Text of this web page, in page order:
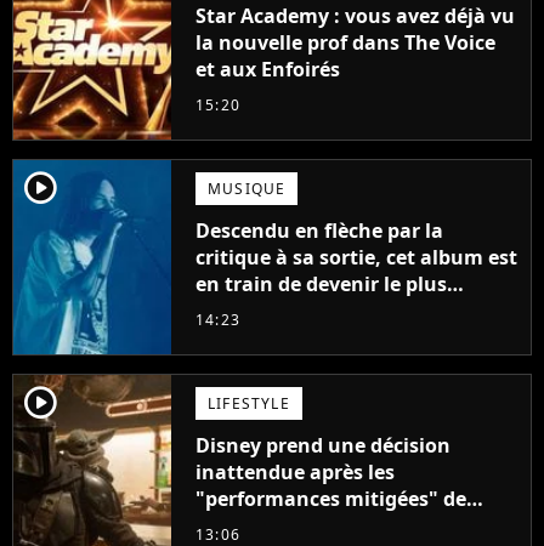
Star Academy : vous avez déjà vu
la nouvelle prof dans The Voice
et aux Enfoirés
15:20
player2 MUSIQUE
Descendu en flèche par la
critique à sa sortie, cet album est
en train de devenir le plus
populaire de son auteur
14:23
player2 LIFESTYLE
Disney prend une décision
inattendue après les
"performances mitigées" de
Vaiana et The Mandalorian &
13:06